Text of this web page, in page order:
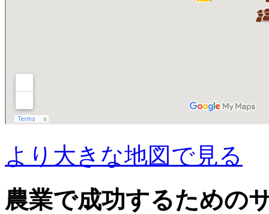
より大きな地図で見る
農業で成功するための